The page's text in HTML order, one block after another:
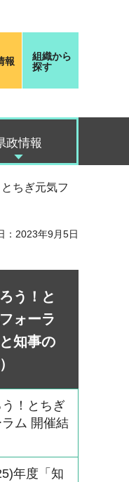
報
組織から
探す
政情報
ちぎ元気フ
：2023年9月5日
う！と
ォーラ
知事の
！とちぎ
ム 開催結
年度「知